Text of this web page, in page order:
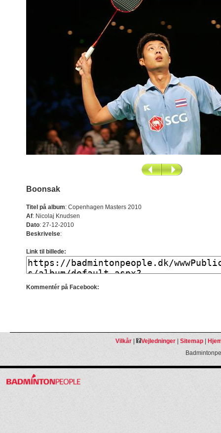
Boonsak
Titel på album: Copenhagen Masters 2010
Af: Nicolaj Knudsen
Dato: 27-12-2010
Beskrivelse:
Link til billede:
Kommentér på Facebook:
Vilkår| Vejledninger| Sitemap|